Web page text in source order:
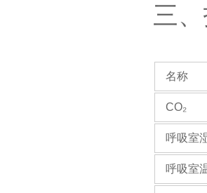
三
名称
CO₂
呼吸室
呼吸室